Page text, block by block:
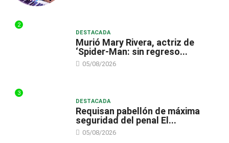
2
DESTACADA
Murió Mary Rivera, actriz de
‘Spider-Man: sin regreso...
05/08/2026
3
DESTACADA
Requisan pabellón de máxima
seguridad del penal El...
05/08/2026